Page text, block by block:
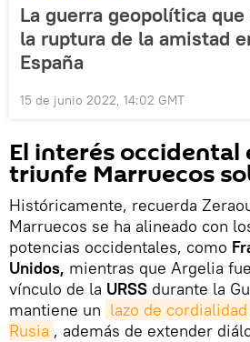
La guerra geopolítica
la ruptura de la amistad
España
15 de junio 2022, 14:02 GMT
El interés occidental
triunfe Marruecos
Históricamente, recuerda
Marruecos se ha alineado con
potencias occidentales, como
Unidos, mientras que Argelia
vínculo de la URSS durante la
mantiene un lazo de
Rusia , además de extender